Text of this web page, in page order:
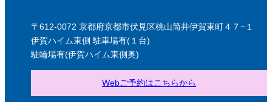
〒612-0072 京都府京都市伏見区桃山筒井伊賀東町４７−１
伊賀ハイム東側 駐車場有(１台)
駐輪場有(伊賀ハイム東側奥)
Webご予約はこちらから